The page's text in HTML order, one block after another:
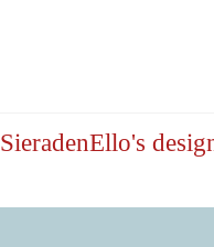
SieradenEllo's